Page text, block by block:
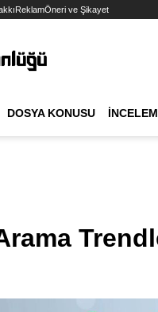
ReklamÖneri ve Şikayet
DOSYA KONUSU